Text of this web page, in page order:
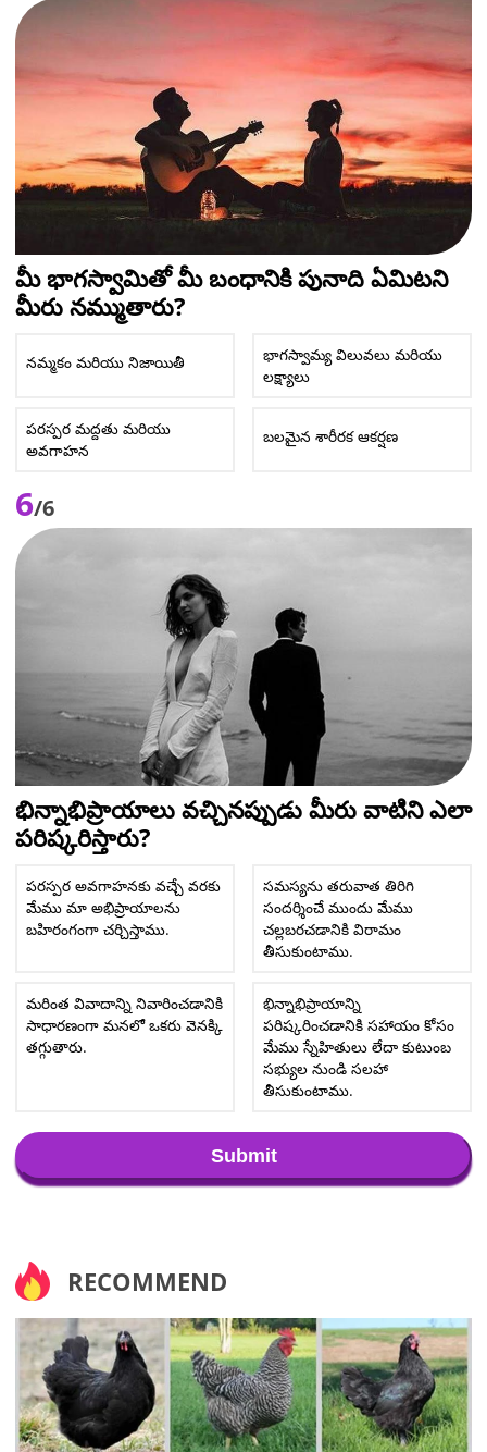
మీ భాగస్వామితో మీ బంధానికి పునాది ఏమిటని
మీరు నమ్ముతారు?
నమ్మకం మరియు నిజాయితీ
భాగస్వామ్య విలువలు మరియు
లక్ష్యాలు
పరస్పర మద్దతు మరియు
అవగాహన
బలమైన శారీరక ఆకర్షణ
6/6
భిన్నాభిప్రాయాలు వచ్చినప్పుడు మీరు వాటిని ఎలా
పరిష్కరిస్తారు?
పరస్పర అవగాహనకు వచ్చే వరకు
మేము మా అభిప్రాయాలను
బహిరంగంగా చర్చిస్తాము.
సమస్యను తరువాత తిరిగి
సందర్శించే ముందు మేము
చల్లబరచడానికి విరామం
తీసుకుంటాము.
మరింత వివాదాన్ని నివారించడానికి
సాధారణంగా మనలో ఒకరు వెనక్కి
తగ్గుతారు.
భిన్నాభిప్రాయాన్ని
పరిష్కరించడానికి సహాయం కోసం
మేము స్నేహితులు లేదా కుటుంబ
సభ్యుల నుండి సలహా
తీసుకుంటాము.
Submit
RECOMMEND